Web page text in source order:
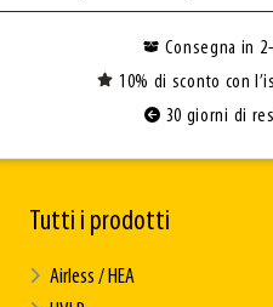
Consegna in
10% di sconto con
30 giorni di
Tutti i prodotti
Airless / HEA